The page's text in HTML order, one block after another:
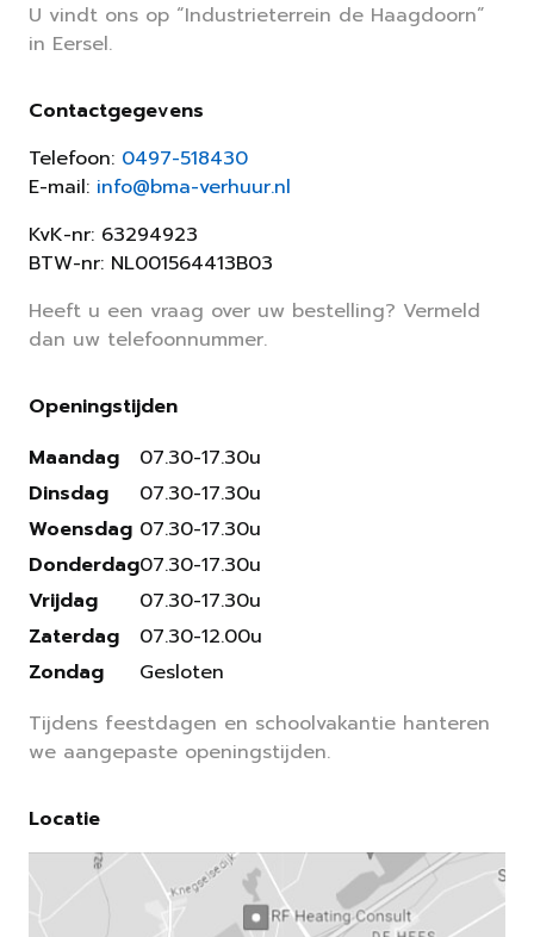
U vindt ons op “Industrieterrein de Haagdoorn”
in Eersel.
Contactgegevens
Telefoon: 0497-518430
E-mail: info@bma-verhuur.nl
KvK-nr: 63294923
BTW-nr: NL001564413B03
Heeft u een vraag over uw bestelling? Vermeld
dan uw telefoonnummer.
Openingstijden
Maandag
Dinsdag
Woensdag
Donderdag
Vrijdag
Zaterdag
Zondag
07.30-17.30u
07.30-17.30u
07.30-17.30u
07.30-17.30u
07.30-17.30u
07.30-12.00u
Gesloten
Tijdens feestdagen en schoolvakantie hanteren
we aangepaste openingstijden.
Locatie